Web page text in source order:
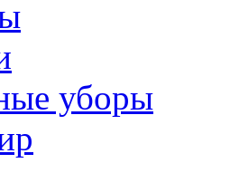
уборы